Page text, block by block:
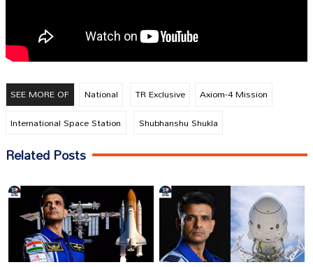
SEE MORE OF National TR Exclusive
Axiom-4 Mission
International Space Station
Shubhanshu Shukla
Related Posts